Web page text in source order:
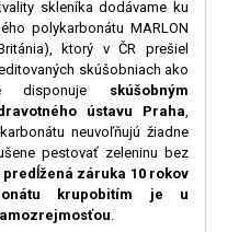
skleníka dodávame ku
polykarbonátu MARLON
ktorý v ČR prešiel
skúšobniach ako
disponuje skúšobným
ústavu Praha
neuvoľňujú žiadne
pestovať zeleninu bez
záruka 10 rokov
krupobitím je u